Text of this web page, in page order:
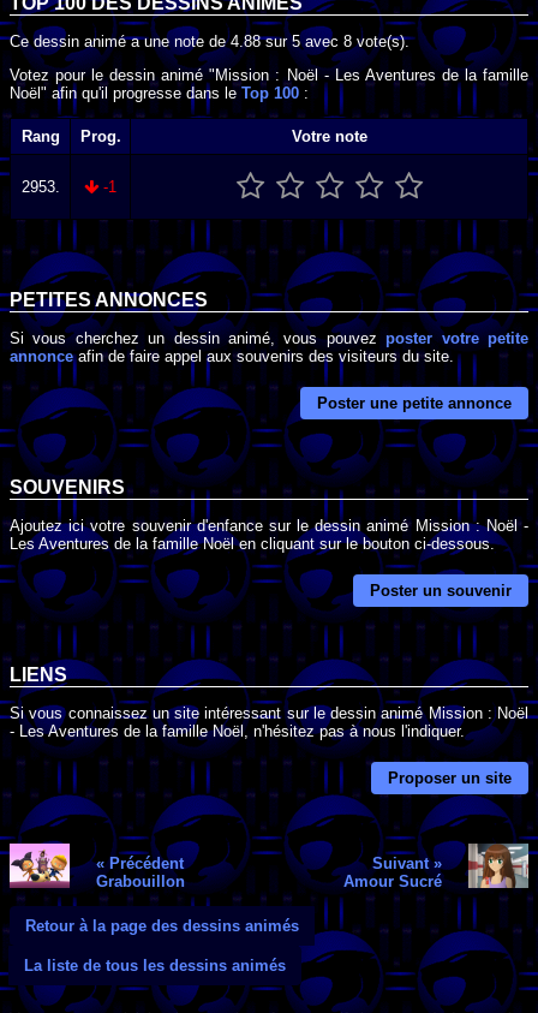
Ce dessin animé a une note de4.88sur5avec 8 vote(s).
Votez pour le dessin animé "Mission : Noël - Les Aventures de la famille
Noël" afin qu'il progresse dans le Top 100 :
Rang Prog. Votre note
2953. -1
PETITES ANNONCES
Si vous cherchez un dessin animé, vous pouvezposter votre petite
annonceafin de faire appel aux souvenirs des visiteurs du site.
Poster une petite annonce
SOUVENIRS
Ajoutez ici votre souvenir d'enfance sur le dessin animé Mission : Noël -
Les Aventures de la famille Noël en cliquant sur le bouton ci-dessous.
Poster un souvenir
LIENS
Si vous connaissez un site intéressant sur le dessin animé Mission : Noël
- Les Aventures de la famille Noël, n'hésitez pas à nous l'indiquer.
Proposer un site
« Précédent
Grabouillon
Suivant »
Amour Sucré
Retour à la page des dessins animés
La liste de tous les dessins animés